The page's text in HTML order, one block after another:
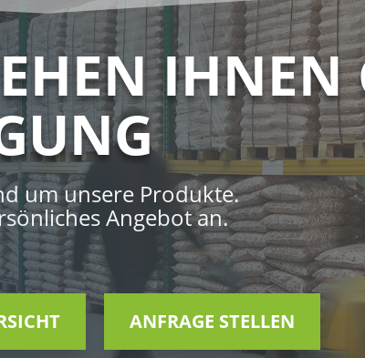
IHNEN
um unsere Produkte.
Angebot an.
ANFRAGE STELLEN